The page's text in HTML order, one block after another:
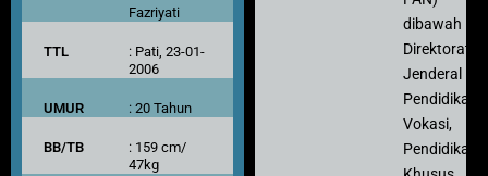
Fazriyati
TTL
: Pati, 23-01-
2006
UMUR : 20 Tahun
BB/TB
: 159 cm/
47kg
dibawah
Direktorat
Jenderal
Pendidikan
Vokasi,
Pendidikan